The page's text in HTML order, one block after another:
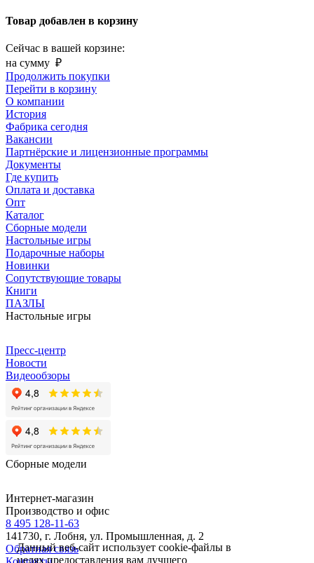
Товар добавлен в корзину
Сейчас в вашей корзине:
на сумму ₽
Продолжить покупки
Перейти в корзину
О компании
История
Фабрика сегодня
Вакансии
Партнёрские и лицензионные программы
Документы
Где купить
Оплата и доставка
Опт
Каталог
Сборные модели
Настольные игры
Подарочные наборы
Новинки
Сопутствующие товары
Книги
ПАЗЛЫ
Настольные игры
Пресс-центр
Новости
Видеообзоры
Сборные модели
Интернет-магазин
Производство и офис
8 495 128-11-63
141730, г. Лобня, ул. Промышленная, д. 2
Обратная связь
Данный веб-сайт использует cookie-файлы в
целях предоставления вам лучшего